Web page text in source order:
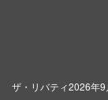
ザ・リバティ2026年9